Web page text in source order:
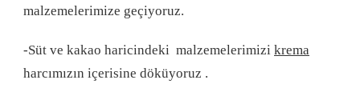
malzemelerimize geçiyoruz.
-Süt ve kakao haricindeki malzemelerimizi krema
harcımızın içerisine döküyoruz .